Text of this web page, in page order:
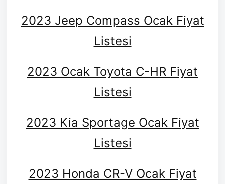
2023 Jeep Compass Ocak Fiyat
Listesi
2023 Ocak Toyota C-HR Fiyat
Listesi
2023 Kia Sportage Ocak Fiyat
Listesi
2023 Honda CR-V Ocak Fiyat